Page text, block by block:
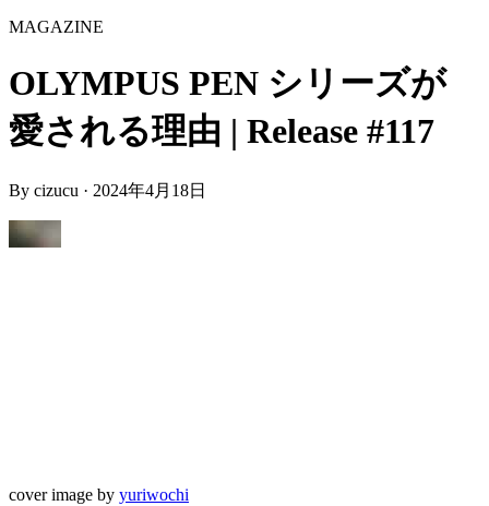
MAGAZINE
OLYMPUS PEN シリーズが
愛される理由 | Release #117
By cizucu · 2024年4月18日
cover image by yuriwochi